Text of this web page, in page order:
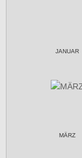
JANUAR
MÄRZ